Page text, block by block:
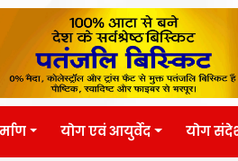
योग एवं आयुर्वेद योग